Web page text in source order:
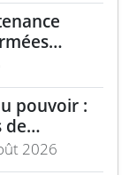
pouvoir :
de
et
États
2026